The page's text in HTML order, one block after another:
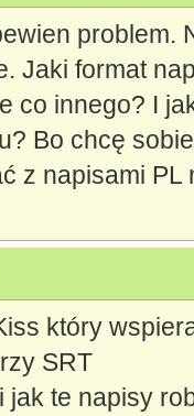
problem.
Jaki format
co innego? I
Bo chcę
z napisami
który
SRT
jak te napisy